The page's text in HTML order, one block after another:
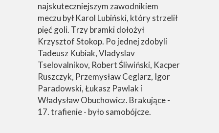
najskuteczniejszym zawodnikiem
meczu był Karol Lubiński, który strzelił
pięć goli. Trzy bramki dołożył
Krzysztof Stokop. Po jednej zdobyli
Tadeusz Kubiak, Vladyslav
Tselovalnikov, Robert Śliwiński, Kacper
Ruszczyk, Przemysław Ceglarz, Igor
Paradowski, Łukasz Pawlak i
Władysław Obuchowicz. Brakujące -
17. trafienie - było samobójcze.